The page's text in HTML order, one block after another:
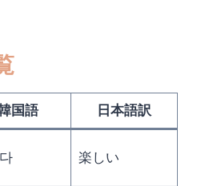
国語 日本語訳
楽しい